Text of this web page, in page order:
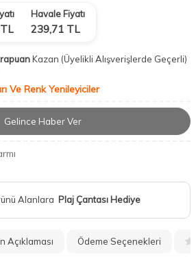
TL
Havale Fiyatı
239,71 TL
Kazan (Üyelikli Alışverişlerde Geçerli)
Ve Renk Yenileyiciler
Gelince Haber Ver
Alanlara Plaj Çantası Hediye
Açıklaması Ödeme Seçenekleri